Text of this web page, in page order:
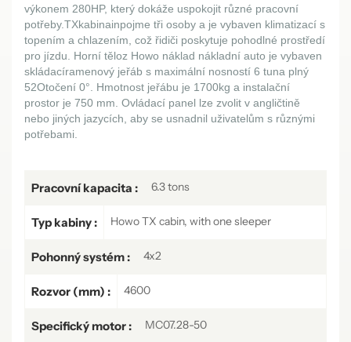
výkonem 280HP, který dokáže uspokojit různé pracovní
potřeby.TXkabinainpojme tři osoby a je vybaven klimatizací s
topením a chlazením, což řidiči poskytuje pohodlné prostředí
pro jízdu. Horní těloz Howo náklad nákladní auto je vybaven
skládacíramenový jeřáb s maximální nosností 6 tuna plný
52Otočení 0°. Hmotnost jeřábu je 1700kg a instalační
prostor je 750 mm. Ovládací panel lze zvolit v angličtině
nebo jiných jazycích, aby se usnadnil uživatelům s různými
potřebami.
Pracovní kapacita : 6.3 tons
Typ kabiny : Howo TX cabin, with one sleeper
Pohonný systém : 4x2
Rozvor (mm) : 4600
Specifický motor : MC07.28-50